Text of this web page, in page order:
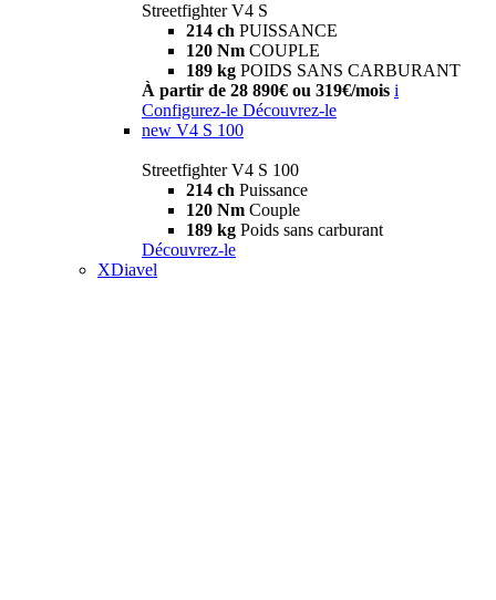
Streetfighter V4 S
214 ch PUISSANCE
120 Nm COUPLE
189 kg POIDS SANS CARBURANT
À partir de 28 890€ ou 319€/mois i
Configurez-le Découvrez-le
new V4 S 100
Streetfighter V4 S 100
214 ch Puissance
120 Nm Couple
189 kg Poids sans carburant
Découvrez-le
XDiavel